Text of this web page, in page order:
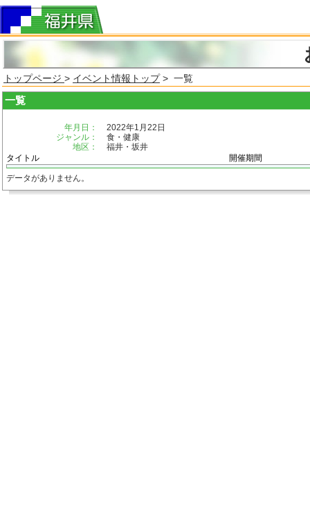
トップページ > イベント情報トップ> 一覧
一覧
年月日：
2022年1月22日
ジャンル：
食・健康
地区：
福井・坂井
タイトル
開催期間
データがありません。